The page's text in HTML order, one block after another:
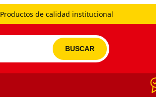
Productos de calidad institucional